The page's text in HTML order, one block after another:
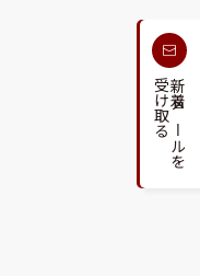
新着メールを
受け取る